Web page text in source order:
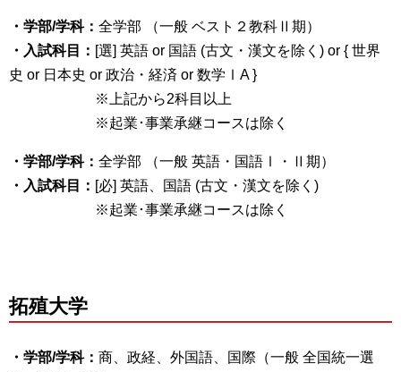
・学部/学科： 全学部 （一般 ベスト２教科Ⅱ期）
・入試科目： [選] 英語 or 国語 (古文・漢文を除く) or { 世界
史 or 日本史 or 政治・経済 or 数学ⅠA }
※上記から2科目以上
※起業･事業承継コースは除く
・学部/学科： 全学部 （一般 英語・国語Ⅰ・Ⅱ期）
・入試科目： [必] 英語、国語 (古文・漢文を除く)
※起業･事業承継コースは除く
拓殖大学
・学部/学科： 商、政経、外国語、国際（一般 全国統一選